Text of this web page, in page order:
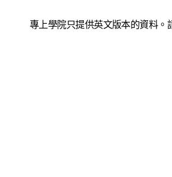
專上學院只提供英文版本的資料。